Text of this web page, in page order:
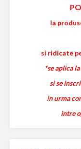
la
si ridicate
*se aplica
si se
in urma
intre